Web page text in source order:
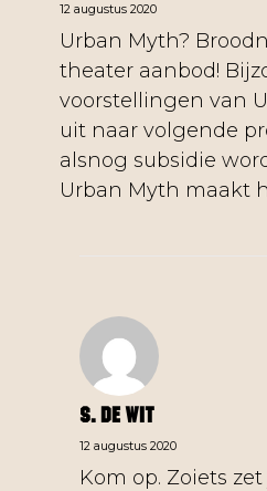
12 augustus 2020
Urban Myth?
theater aanbod!
voorstellingen van
uit naar volgende
alsnog subsidie
Urban Myth maakt
S. De Wit
12 augustus 2020
Kom op. Zoiets